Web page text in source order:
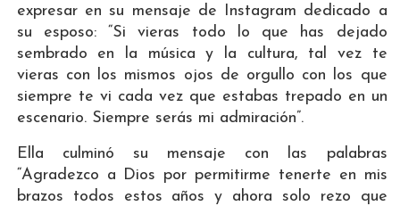
expresar en su mensaje de Instagram dedicado a
su esposo: “Si vieras todo lo que has dejado
sembrado en la música y la cultura, tal vez te
vieras con los mismos ojos de orgullo con los que
siempre te vi cada vez que estabas trepado en un
escenario. Siempre serás mi admiración”.
Ella culminó su mensaje con las palabras
“Agradezco a Dios por permitirme tenerte en mis
brazos todos estos años y ahora solo rezo que